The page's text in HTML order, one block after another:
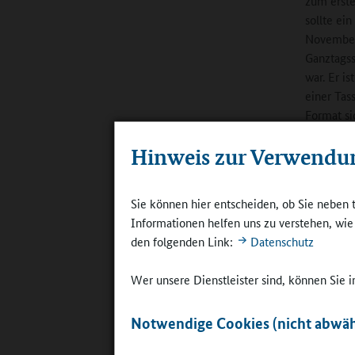
Hinweis zur
Sie können hier entscheiden, ob Sie
Informationen helfen uns zu verstehen,
den folgenden Link:
Datenschutz
Wer unsere Dienstleister sind, können Sie
Notwendige Cookies (nicht
sollte
war. Er
einer
Format
Für
Technik-
Netz